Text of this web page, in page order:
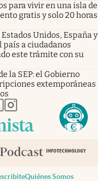
para vivir en una isla de
gratis y solo 20 horas
Unidos, España y
a ciudadanos
este trámite con su
la SEP: el Gobierno
extemporáneas
pestaña
nueva pestaña
en nueva pestaña
abre en nueva pestaña
abre en nueva pestaña
Quiénes Somos